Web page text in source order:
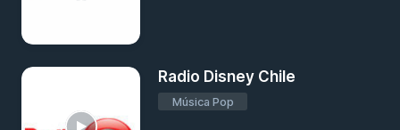
Radio Disney Chile
Música Pop